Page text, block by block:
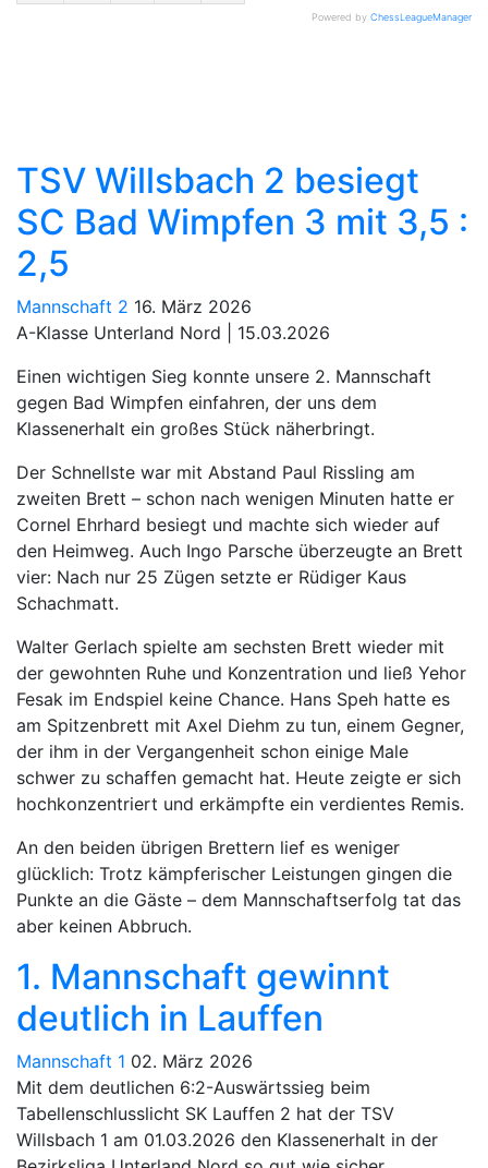
Powered by ChessLeagueManager
TSV Willsbach 2 besiegt
SC Bad Wimpfen 3 mit 3,5 :
2,5
Mannschaft 2 16. März 2026
A-Klasse Unterland Nord | 15.03.2026
Einen wichtigen Sieg konnte unsere 2. Mannschaft
gegen Bad Wimpfen einfahren, der uns dem
Klassenerhalt ein großes Stück näherbringt.
Der Schnellste war mit Abstand Paul Rissling am
zweiten Brett – schon nach wenigen Minuten hatte er
Cornel Ehrhard besiegt und machte sich wieder auf
den Heimweg. Auch Ingo Parsche überzeugte an Brett
vier: Nach nur 25 Zügen setzte er Rüdiger Kaus
Schachmatt.
Walter Gerlach spielte am sechsten Brett wieder mit
der gewohnten Ruhe und Konzentration und ließ Yehor
Fesak im Endspiel keine Chance. Hans Speh hatte es
am Spitzenbrett mit Axel Diehm zu tun, einem Gegner,
der ihm in der Vergangenheit schon einige Male
schwer zu schaffen gemacht hat. Heute zeigte er sich
hochkonzentriert und erkämpfte ein verdientes Remis.
An den beiden übrigen Brettern lief es weniger
glücklich: Trotz kämpferischer Leistungen gingen die
Punkte an die Gäste – dem Mannschaftserfolg tat das
aber keinen Abbruch.
1. Mannschaft gewinnt
deutlich in Lauffen
Mannschaft 1 02. März 2026
Mit dem deutlichen 6:2-Auswärtssieg beim
Tabellenschlusslicht SK Lauffen 2 hat der TSV
Willsbach 1 am 01.03.2026 den Klassenerhalt in der